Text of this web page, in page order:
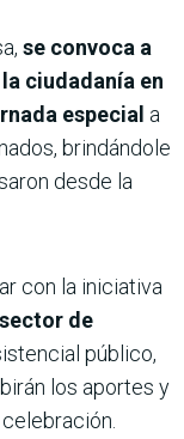
se convoca a
ciudadanía en
especial a
brindándole
desde la
con la iniciativa
de
público,
los aportes y